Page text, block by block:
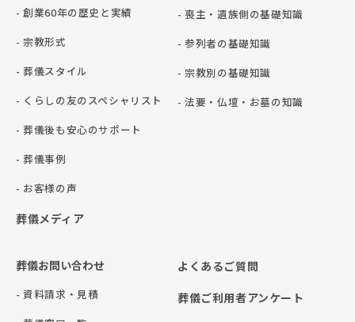
- 創業60年の歴史と実績
- 宗教形式
- 葬儀スタイル
- くらしの友のスペシャリスト
- 葬儀後も安心のサポート
- 葬儀事例
- お客様の声
葬儀メディア
- 喪主・遺族側の基礎知識
- 参列者の基礎知識
- 宗教別の基礎知識
- 法要・仏壇・お墓の知識
葬儀お問い合わせ
- 資料請求・見積
よくあるご質問
葬儀ご利用者アンケート